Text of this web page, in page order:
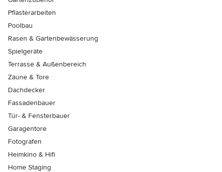
Pflasterarbeiten
Poolbau
Rasen & Gartenbewässerung
Spielgeräte
Terrasse & Außenbereich
Zäune & Tore
Dachdecker
Fassadenbauer
Tür- & Fensterbauer
Garagentore
Fotografen
Heimkino & Hifi
Home Staging